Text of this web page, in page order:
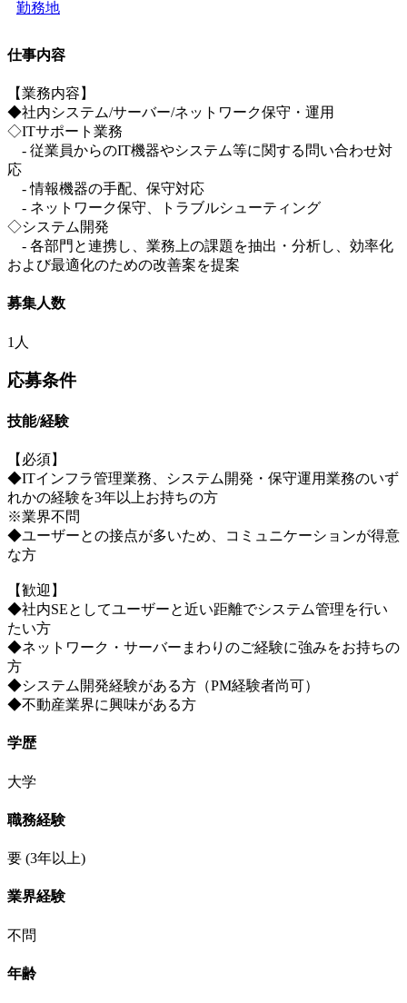
勤務地
仕事内容
【業務内容】
◆社内システム/サーバー/ネットワーク保守・運用
◇ITサポート業務
- 従業員からのIT機器やシステム等に関する問い合わせ対
応
- 情報機器の手配、保守対応
- ネットワーク保守、トラブルシューティング
◇システム開発
- 各部門と連携し、業務上の課題を抽出・分析し、効率化
および最適化のための改善案を提案
募集人数
1人
応募条件
技能/経験
【必須】
◆ITインフラ管理業務、システム開発・保守運用業務のいず
れかの経験を3年以上お持ちの方
※業界不問
◆ユーザーとの接点が多いため、コミュニケーションが得意
な方
【歓迎】
◆社内SEとしてユーザーと近い距離でシステム管理を行い
たい方
◆ネットワーク・サーバーまわりのご経験に強みをお持ちの
方
◆システム開発経験がある方（PM経験者尚可）
◆不動産業界に興味がある方
学歴
大学
職務経験
要 (3年以上)
業界経験
不問
年齢